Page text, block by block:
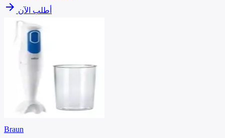
arrow_forward أطلب الآن
Braun